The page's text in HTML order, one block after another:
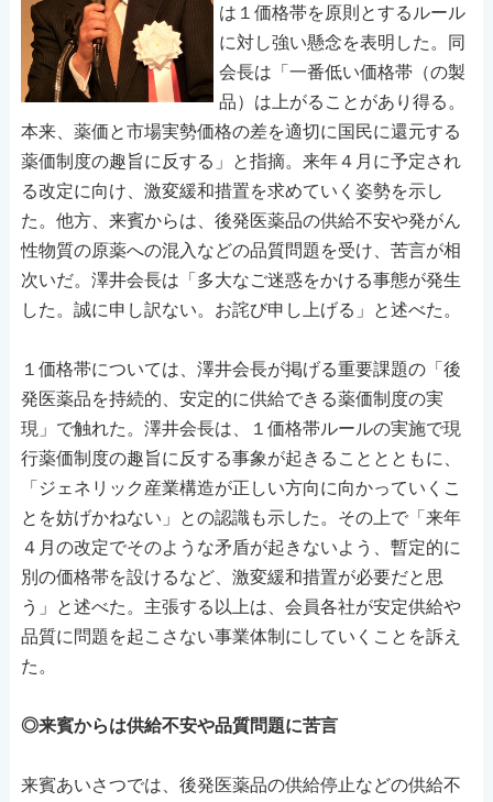
は１価格帯を原則とするルール
に対し強い懸念を表明した。同
会長は「一番低い価格帯（の製
品）は上がることがあり得る。
本来、薬価と市場実勢価格の差を適切に国民に還元する
薬価制度の趣旨に反する」と指摘。来年４月に予定され
る改定に向け、激変緩和措置を求めていく姿勢を示し
た。他方、来賓からは、後発医薬品の供給不安や発がん
性物質の原薬への混入などの品質問題を受け、苦言が相
次いだ。澤井会長は「多大なご迷惑をかける事態が発生
した。誠に申し訳ない。お詫び申し上げる」と述べた。
１価格帯については、澤井会長が掲げる重要課題の「後
発医薬品を持続的、安定的に供給できる薬価制度の実
現」で触れた。澤井会長は、１価格帯ルールの実施で現
行薬価制度の趣旨に反する事象が起きることとともに、
「ジェネリック産業構造が正しい方向に向かっていくこ
とを妨げかねない」との認識も示した。その上で「来年
４月の改定でそのような矛盾が起きないよう、暫定的に
別の価格帯を設けるなど、激変緩和措置が必要だと思
う」と述べた。主張する以上は、会員各社が安定供給や
品質に問題を起こさない事業体制にしていくことを訴え
た。
◎来賓からは供給不安や品質問題に苦言
来賓あいさつでは、後発医薬品の供給停止などの供給不